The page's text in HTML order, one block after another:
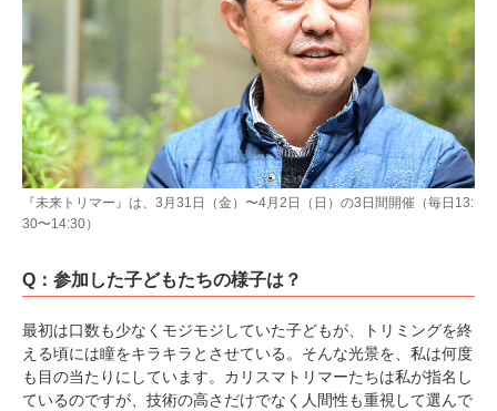
『未来トリマー』は、3月31日（金）〜4月2日（日）の3日間開催（毎日13:
30〜14:30）
Q：参加した子どもたちの様子は？
最初は口数も少なくモジモジしていた子どもが、トリミングを終
える頃には瞳をキラキラとさせている。そんな光景を、私は何度
も目の当たりにしています。カリスマトリマーたちは私が指名し
ているのですが、技術の高さだけでなく人間性も重視して選んで